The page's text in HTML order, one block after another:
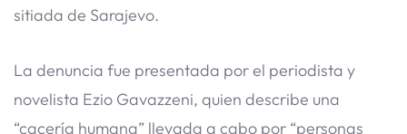
sitiada de Sarajevo.
La denuncia fue presentada por el periodista y
novelista Ezio Gavazzeni, quien describe una
“cacería humana” llevada a cabo por “personas